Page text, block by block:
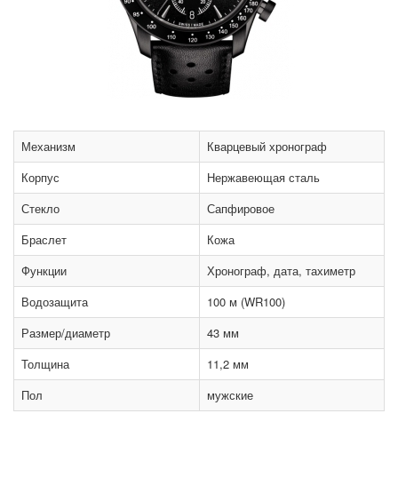
Механизм
Кварцевый хронограф
Корпус
Нержавеющая сталь
Стекло
Сапфировое
Браслет
Кожа
Функции
Хронограф, дата, тахиметр
Водозащита
100 м (WR100)
Размер/диаметр
43 мм
Толщина
11,2 мм
Пол
мужские